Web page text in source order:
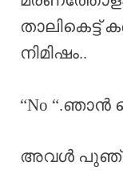
താലികെട്ട്
നിമിഷം..
“No “.ഞാൻ
അവൾ